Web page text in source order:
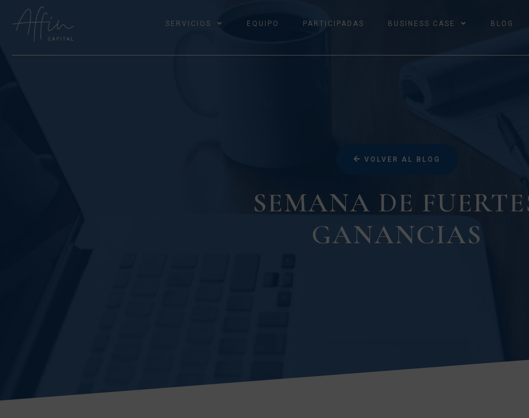
SERVICIOS EQUIPO PARTICIPADAS BUSINESS CASE BLOG
VOLVER AL BLOG
SEMANA DE
GANANCIAS